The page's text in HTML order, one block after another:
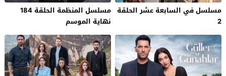
مسلسل في السابعة عشر الحلقة
2
مسلسل المنظمة الحلقة 184
نهاية الموسم